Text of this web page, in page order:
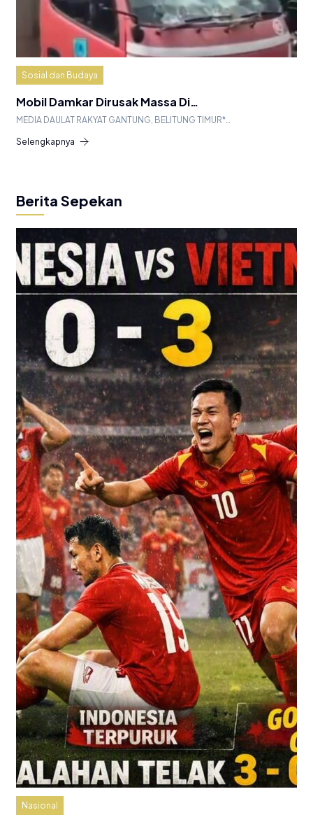
Sosial dan Budaya
Mobil Damkar Dirusak Massa Di…
MEDIA DAULAT RAKYAT GANTUNG, BELITUNG TIMUR*…
Selengkapnya
Berita Sepekan
Nasional